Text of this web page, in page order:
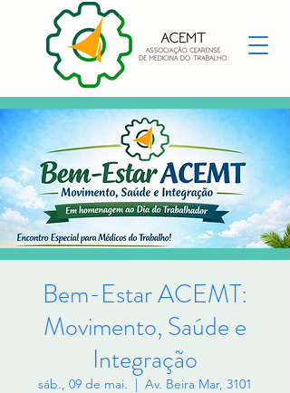
Bem-Estar ACEMT:
Movimento, Saúde e
Integração
sáb., 09 de mai.
  |
Av. Beira Mar, 3101